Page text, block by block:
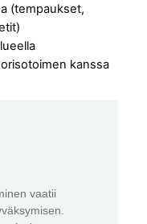
(tempaukset,
kanssa
vaatii